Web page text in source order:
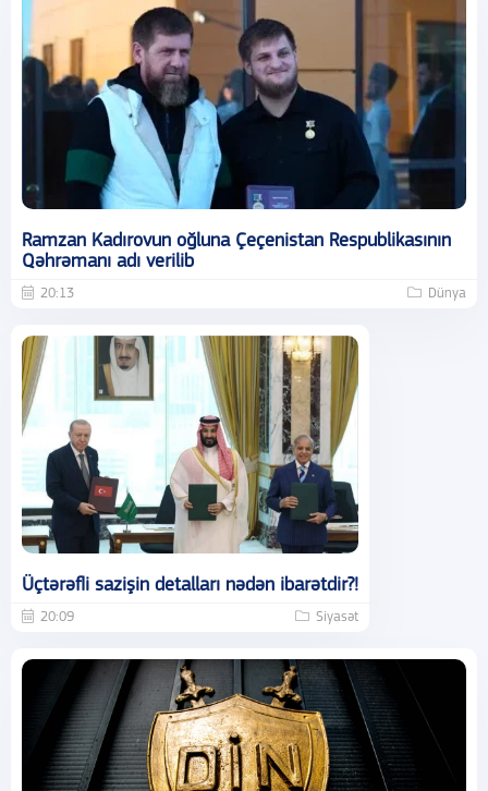
Ramzan Kadırovun oğluna Çeçenistan Respublikasının
Qəhrəmanı adı verilib
20:13 Dünya
Üçtərəfli sazişin detalları nədən ibarətdir?!
20:09 Siyasət